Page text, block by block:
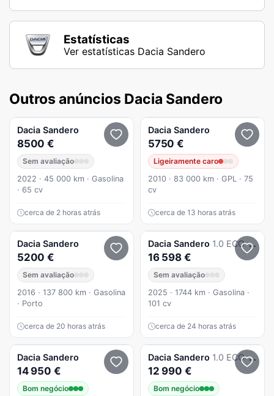
Estatísticas
Ver estatísticas Dacia Sandero
Outros anúncios Dacia Sandero
Dacia Sandero
8500 €
Sem avaliação
2022 · 45 000 km · Gasolina
· 65 cv
cerca de 2 horas atrás
Dacia Sandero
5750 €
Ligeiramente caro
2010 · 83 000 km · GPL · 75
cv
cerca de 13 horas atrás
Dacia Sandero
5200 €
Sem avaliação
2016 · 137 800 km · Gasolina
· Porto
cerca de 20 horas atrás
Dacia Sandero 1.0 ECO-G Essential Bi-Fuel
16 598 €
Sem avaliação
2025 · 1744 km · Gasolina ·
101 cv
cerca de 24 horas atrás
Dacia Sandero
14 950 €
Bom negócio
Dacia Sandero 1.0 ECO-G Stepway Bi-Fuel
12 990 €
Bom negócio